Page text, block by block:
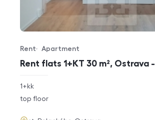
Rent flats 1+KT 30 m², Ostrava
Offer type
Rent
Property type
Apartment
rozměry
disposition
1+kk
funkce
top floor